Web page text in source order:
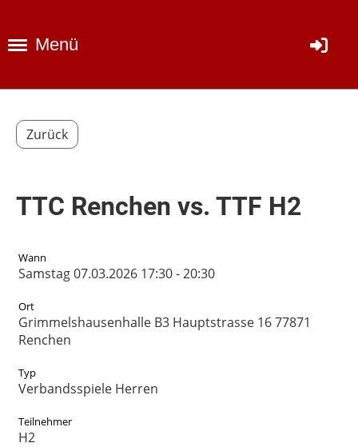
Menü
Zurück
TTC Renchen vs. TTF H2
Wann
Samstag 07.03.2026 17:30 - 20:30
Ort
Grimmelshausenhalle B3 Hauptstrasse 16 77871
Renchen
Typ
Verbandsspiele Herren
Teilnehmer
H2